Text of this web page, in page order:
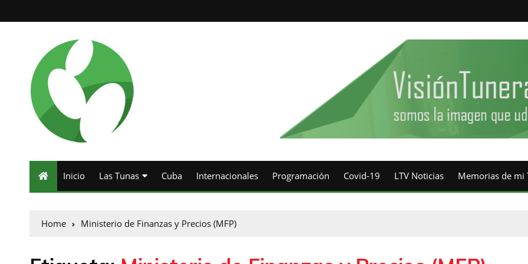
Inicio Las Tunas Cuba Internacionales Programación Covid-19 LTV Noticias Memorias de mi
Home Ministerio de Finanzas y Precios (MFP)